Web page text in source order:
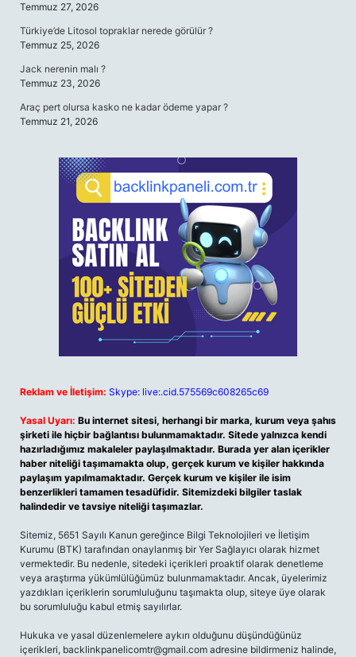
Temmuz 27, 2026
Türkiye’de Litosol topraklar nerede görülür ?
Temmuz 25, 2026
Jack nerenin malı ?
Temmuz 23, 2026
Araç pert olursa kasko ne kadar ödeme yapar ?
Temmuz 21, 2026
Reklam ve İletişim: Skype: live:.cid.575569c608265c69
Yasal Uyarı: Bu internet sitesi, herhangi bir marka, kurum veya şahıs
şirketi ile hiçbir bağlantısı bulunmamaktadır. Sitede yalnızca kendi
hazırladığımız makaleler paylaşılmaktadır. Burada yer alan içerikler
haber niteliği taşımamakta olup, gerçek kurum ve kişiler hakkında
paylaşım yapılmamaktadır. Gerçek kurum ve kişiler ile isim
benzerlikleri tamamen tesadüfidir. Sitemizdeki bilgiler taslak
halindedir ve tavsiye niteliği taşımazlar.
Sitemiz, 5651 Sayılı Kanun gereğince Bilgi Teknolojileri ve İletişim
Kurumu (BTK) tarafından onaylanmış bir Yer Sağlayıcı olarak hizmet
vermektedir. Bu nedenle, sitedeki içerikleri proaktif olarak denetleme
veya araştırma yükümlülüğümüz bulunmamaktadır. Ancak, üyelerimiz
yazdıkları içeriklerin sorumluluğunu taşımakta olup, siteye üye olarak
bu sorumluluğu kabul etmiş sayılırlar.
Hukuka ve yasal düzenlemelere aykırı olduğunu düşündüğünüz
içerikleri, backlinkpanelicomtr@gmail.com adresine bildirmeniz halinde,